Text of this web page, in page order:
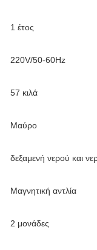
1 έτος
220V/50-60Hz
57 κιλά
Μαύρο
δεξαμενή νερού και
Μαγνητική αντλία
2 μονάδες